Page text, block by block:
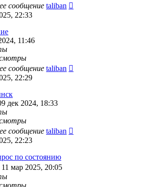
сообщение taliban
22:33
11:46
сообщение taliban
22:29
дек 2024, 18:33
сообщение taliban
22:23
по состоянию
11 мар 2025, 20:05